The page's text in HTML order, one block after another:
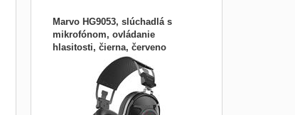
Marvo HG9053, slúchadlá s
mikrofónom, ovládanie
hlasitosti, čierna, červeno
podsvietená, USB 7.1 (v
QMMWM53UGB00
7.1 herné slúchadlá HG9053 s
odnímateľným mikrofónom Herné
slúchadlá Marvo HG9053 ponúkajú plný
audio zážitok a super silné basy. Mäkké
náušníky a nastaviteľná čelenka zaručia,
že slúchadlá budú pohodlne sedieť aj pri
dlhých hodinách hrania. Hlasitosť ...